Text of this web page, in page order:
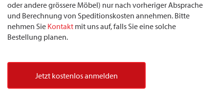
oder andere grössere Möbel) nur nach vorheriger Absprache
und Berechnung von Speditionskosten annehmen. Bitte
nehmen Sie Kontakt mit uns auf, falls Sie eine solche
Bestellung planen.
Jetzt kostenlos anmelden